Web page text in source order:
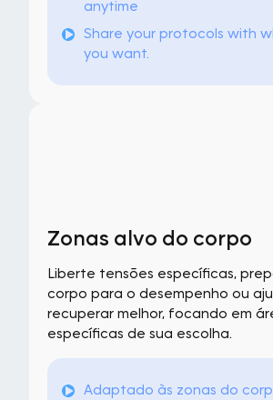
anytime
Share your protocols with
you want.
Zonas alvo do corpo
Liberte tensões específicas,
corpo para o desempenho ou
recuperar melhor, focando em
específicas de sua escolha.
Adaptado às zonas do